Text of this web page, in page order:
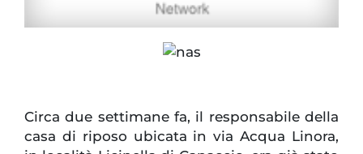
Circa due settimane fa, il responsabile della
casa di riposo ubicata in via Acqua Linora,